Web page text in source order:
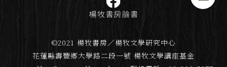
©2021 楊牧書房／楊牧文學研究中心
花蓮縣壽豐鄉大學路二段一號 楊牧文學講座基金